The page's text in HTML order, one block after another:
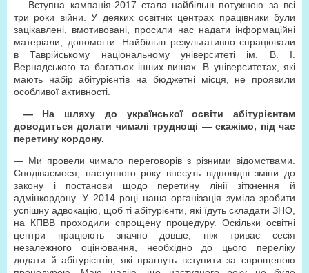
— Вступна кампанія-2017 стала найбільш потужною за всі
три роки війни. У деяких освітніх центрах працівники були
зацікавлені, вмотивовані, просили нас надати інформаційні
матеріали, допомогти. Найбільш результативно спрацювали
в Таврійському національному університеті ім. В. І.
Вернадського та багатьох інших вишах. В університетах, які
мають набір абітурієнтів на бюджетні місця, не проявили
особливої активності.
— На шляху до української освіти абітурієнтам
доводиться долати чималі труднощі — скажімо, під час
перетину кордону.
— Ми провели чимало переговорів з різними відомствами.
Сподіваємося, наступного року внесуть відповідні зміни до
закону і постанови щодо перетину лінії зіткнення й
адмінкордону. У 2014 році наша організація зуміла зробити
успішну адвокацію, щоб ті абітурієнти, які їдуть складати ЗНО,
на КПВВ проходили спрощену процедуру. Оскільки освітні
центри працюють значно довше, ніж триває сесія
незалежного оцінювання, необхідно до цього переліку
додати й абітурієнтів, які прагнуть вступити за спрощеною